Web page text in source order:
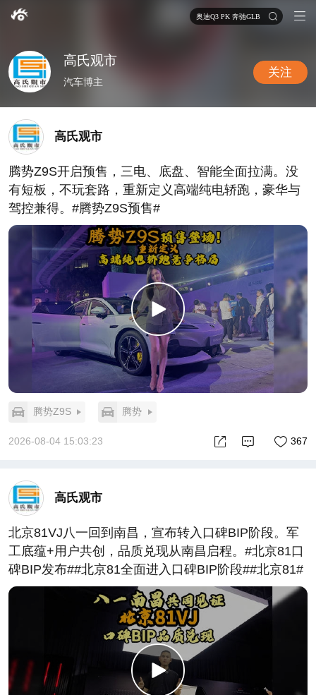
奥迪Q3 PK 奔驰GLB
高氏观市
汽车博主
关注
高氏观市
腾势Z9S开启预售，三电、底盘、智能全面拉满。没
有短板，不玩套路，重新定义高端纯电轿跑，豪华与
驾控兼得。#腾势Z9S预售#
腾势Z9S 腾势
2026-08-04 15:03:23 367
高氏观市
北京81VJ八一回到南昌，宣布转入口碑BIP阶段。军
工底蕴+用户共创，品质兑现从南昌启程。#北京81口
碑BIP发布##北京81全面进入口碑BIP阶段##北京81#